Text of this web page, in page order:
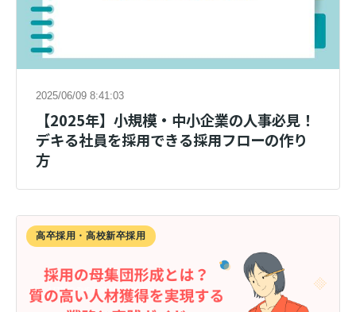
2025/06/09 8:41:03
【2025年】小規模・中小企業の人事必見！
デキる社員を採用できる採用フローの作り
方
高卒採用・高校新卒採用